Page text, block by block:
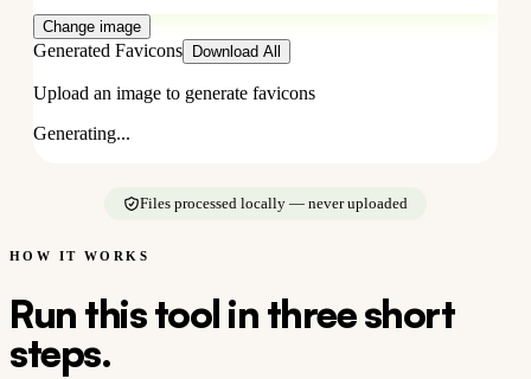
Change image
Generated Favicons Download All
Upload an image to generate favicons
Generating...
Files processed locally — never uploaded
HOW IT WORKS
Run this tool in three short
steps.